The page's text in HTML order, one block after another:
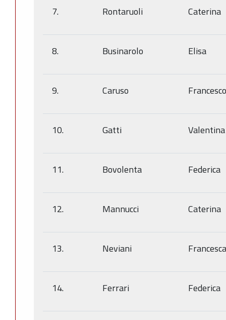
7. Rontaruoli Caterina
8. Businarolo Elisa
9. Caruso Francesco
10. Gatti Valentina
11. Bovolenta Federica
12. Mannucci Caterina
13. Neviani Francesca
14. Ferrari Federica